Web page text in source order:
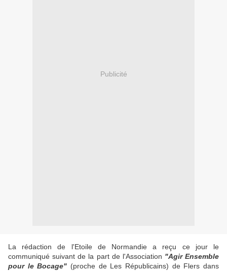
Publicité
La rédaction de l'Etoile de Normandie a reçu ce jour le
communiqué suivant de la part de l'Association "Agir Ensemble
pour le Bocage" (proche de Les Républicains) de Flers dans